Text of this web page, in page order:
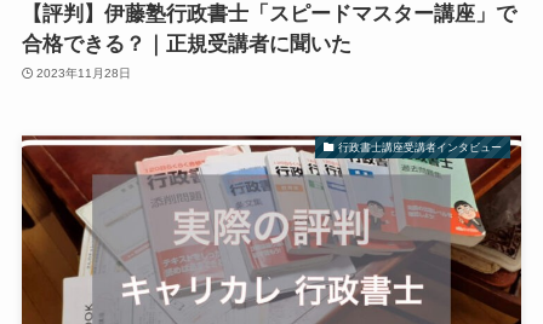
【評判】伊藤塾行政書士「スピードマスター講座」で
合格できる？｜正規受講者に聞いた
2023年11月28日
行政書士講座受講者インタビュー